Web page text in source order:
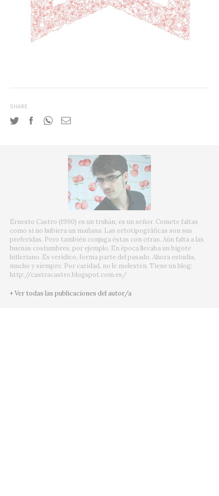
SHARE
Ernesto Castro (1990) es un truhán, es un señor. Comete faltas
como si no hubiera un mañana. Las ortotipográficas son sus
preferidas. Pero también conjuga éstas con otras. Aún falta a las
buenas costumbres, por ejemplo. En época llevaba un bigote
hitleriano. Es verídico, forma parte del pasado. Ahora estudia,
mucho y siempre. Por caridad, no le molesten. Tiene un blog:
http://castracastro.blogspot.com.es/
+ Ver todas las publicaciones del autor/a